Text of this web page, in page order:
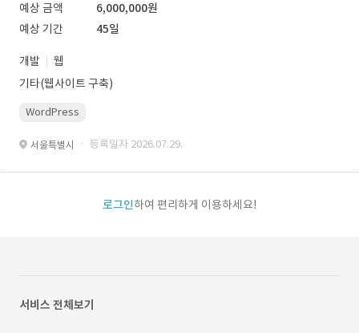
예상 금액
6,000,000원
예상 기간
45일
개발
웹
기타(웹사이트 구축)
WordPress
서울특별시 · 등록일자 2026.07.29.
로그인하여 편리하게 이용하세요!
서비스 전체보기